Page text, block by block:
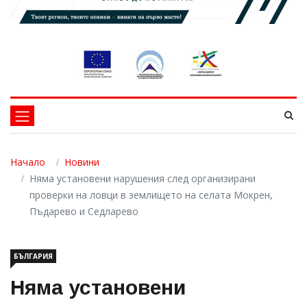
Начало
Новини
Няма установени нарушения след организирани
проверки на ловци в землището на селата Мокрен,
Пъдарево и Седларево
БЪЛГАРИЯ
Няма установени